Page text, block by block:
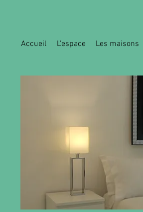
Accueil L'espace Les maisons